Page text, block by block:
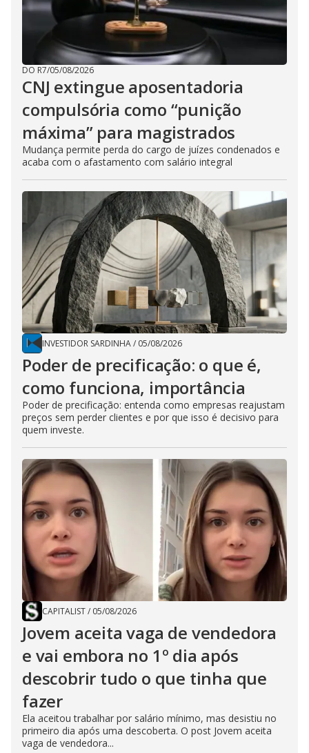
DO R7/05/08/2026
CNJ extingue aposentadoria
compulsória como “punição
máxima” para magistrados
Mudança permite perda do cargo de juízes condenados e
acaba com o afastamento com salário integral
INVESTIDOR SARDINHA/ 05/08/2026
Poder de precificação: o que é,
como funciona, importância
Poder de precificação: entenda como empresas reajustam
preços sem perder clientes e por que isso é decisivo para
quem investe.
CAPITALIST/ 05/08/2026
Jovem aceita vaga de vendedora
e vai embora no 1º dia após
descobrir tudo o que tinha que
fazer
Ela aceitou trabalhar por salário mínimo, mas desistiu no
primeiro dia após uma descoberta. O post Jovem aceita
vaga de vendedora...